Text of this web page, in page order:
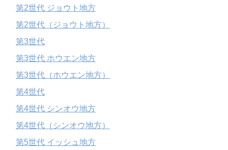
第2世代 ジョウト地方
第2世代（ジョウト地方）
第3世代
第3世代 ホウエン地方
第3世代（ホウエン地方）
第4世代
第4世代 シンオウ地方
第4世代（シンオウ地方）
第5世代 イッシュ地方